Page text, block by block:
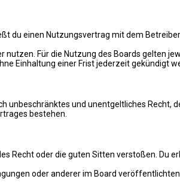
du einen Nutzungsvertrag mit dem
Für die Nutzung des Boards gelten
Einhaltung einer Frist jederzeit gekündigt
und unentgeltliches Recht,
bestehen.
Recht oder die guten Sitten verstoßen. Du
oder anderer im Board